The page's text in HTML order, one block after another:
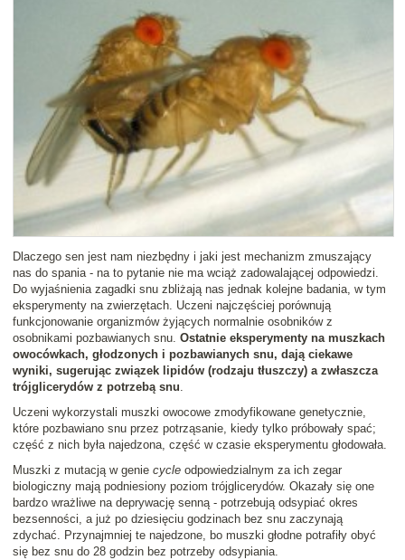
Dlaczego sen jest nam niezbędny i jaki jest mechanizm zmuszający
nas do spania - na to pytanie nie ma wciąż zadowalającej odpowiedzi.
Do wyjaśnienia zagadki snu zbliżają nas jednak kolejne badania, w tym
eksperymenty na zwierzętach. Uczeni najczęściej porównują
funkcjonowanie organizmów żyjących normalnie osobników z
osobnikami pozbawianych snu. Ostatnie eksperymenty na muszkach
owocówkach, głodzonych i pozbawianych snu, dają ciekawe
wyniki, sugerując związek lipidów (rodzaju tłuszczy) a zwłaszcza
trójglicerydów z potrzebą snu
Uczeni wykorzystali muszki owocowe zmodyfikowane genetycznie,
które pozbawiano snu przez potrząsanie, kiedy tylko próbowały spać;
część z nich była najedzona, część w czasie eksperymentu głodowała.
Muszki z mutacją w genie cycle odpowiedzialnym za ich zegar
biologiczny mają podniesiony poziom trójglicerydów. Okazały się one
bardzo wrażliwe na deprywację senną - potrzebują odsypiać okres
bezsenności, a już po dziesięciu godzinach bez snu zaczynają
zdychać. Przynajmniej te najedzone, bo muszki głodne potrafiły obyć
się bez snu do 28 godzin bez potrzeby odsypiania.